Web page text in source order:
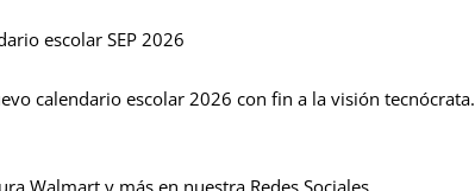
escolar SEP 2026
calendario escolar 2026 con fin a la visión tecnócrata.